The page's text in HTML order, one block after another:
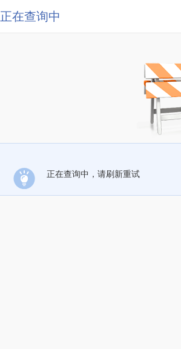
正在查询中
正在查询中，请刷新重试